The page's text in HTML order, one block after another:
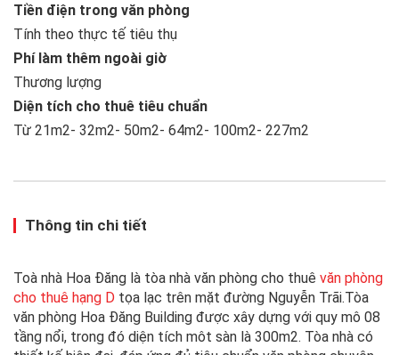
Tiền điện trong văn phòng
Tính theo thực tế tiêu thụ
Phí làm thêm ngoài giờ
Thương lượng
Diện tích cho thuê tiêu chuẩn
Từ 21m2- 32m2- 50m2- 64m2- 100m2- 227m2
Thông tin chi tiết
Toà nhà Hoa Đăng là tòa nhà văn phòng cho thuê văn phòng
cho thuê hạng D tọa lạc trên mặt đường Nguyễn Trãi.Tòa
văn phòng Hoa Đăng Building được xây dựng với quy mô 08
tầng nổi, trong đó diện tích môt sàn là 300m2. Tòa nhà có